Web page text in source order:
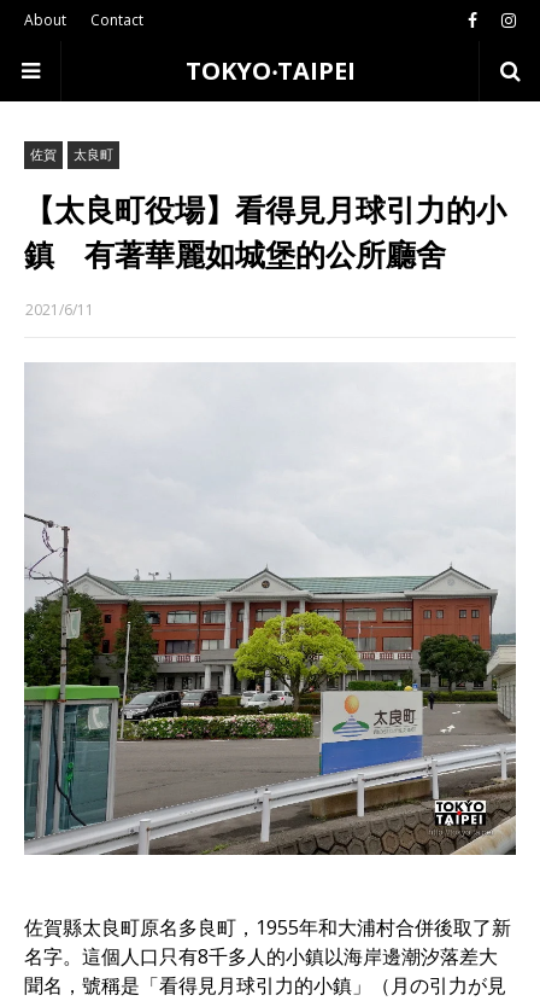
About Contact
TOKYO‧TAIPEI
佐賀 太良町
【太良町役場】看得見月球引力的小
鎮 有著華麗如城堡的公所廳舍
2021/6/11
佐賀縣太良町原名多良町，1955年和大浦村合併後取了新
名字。這個人口只有8千多人的小鎮以海岸邊潮汐落差大
聞名，號稱是「看得見月球引力的小鎮」（月の引力が見